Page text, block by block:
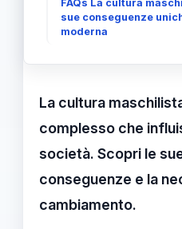
FAQs La cultura
sue conseguenze
moderna
La cultura
complesso che
società. Scopri le
conseguenze e la
cambiamento.